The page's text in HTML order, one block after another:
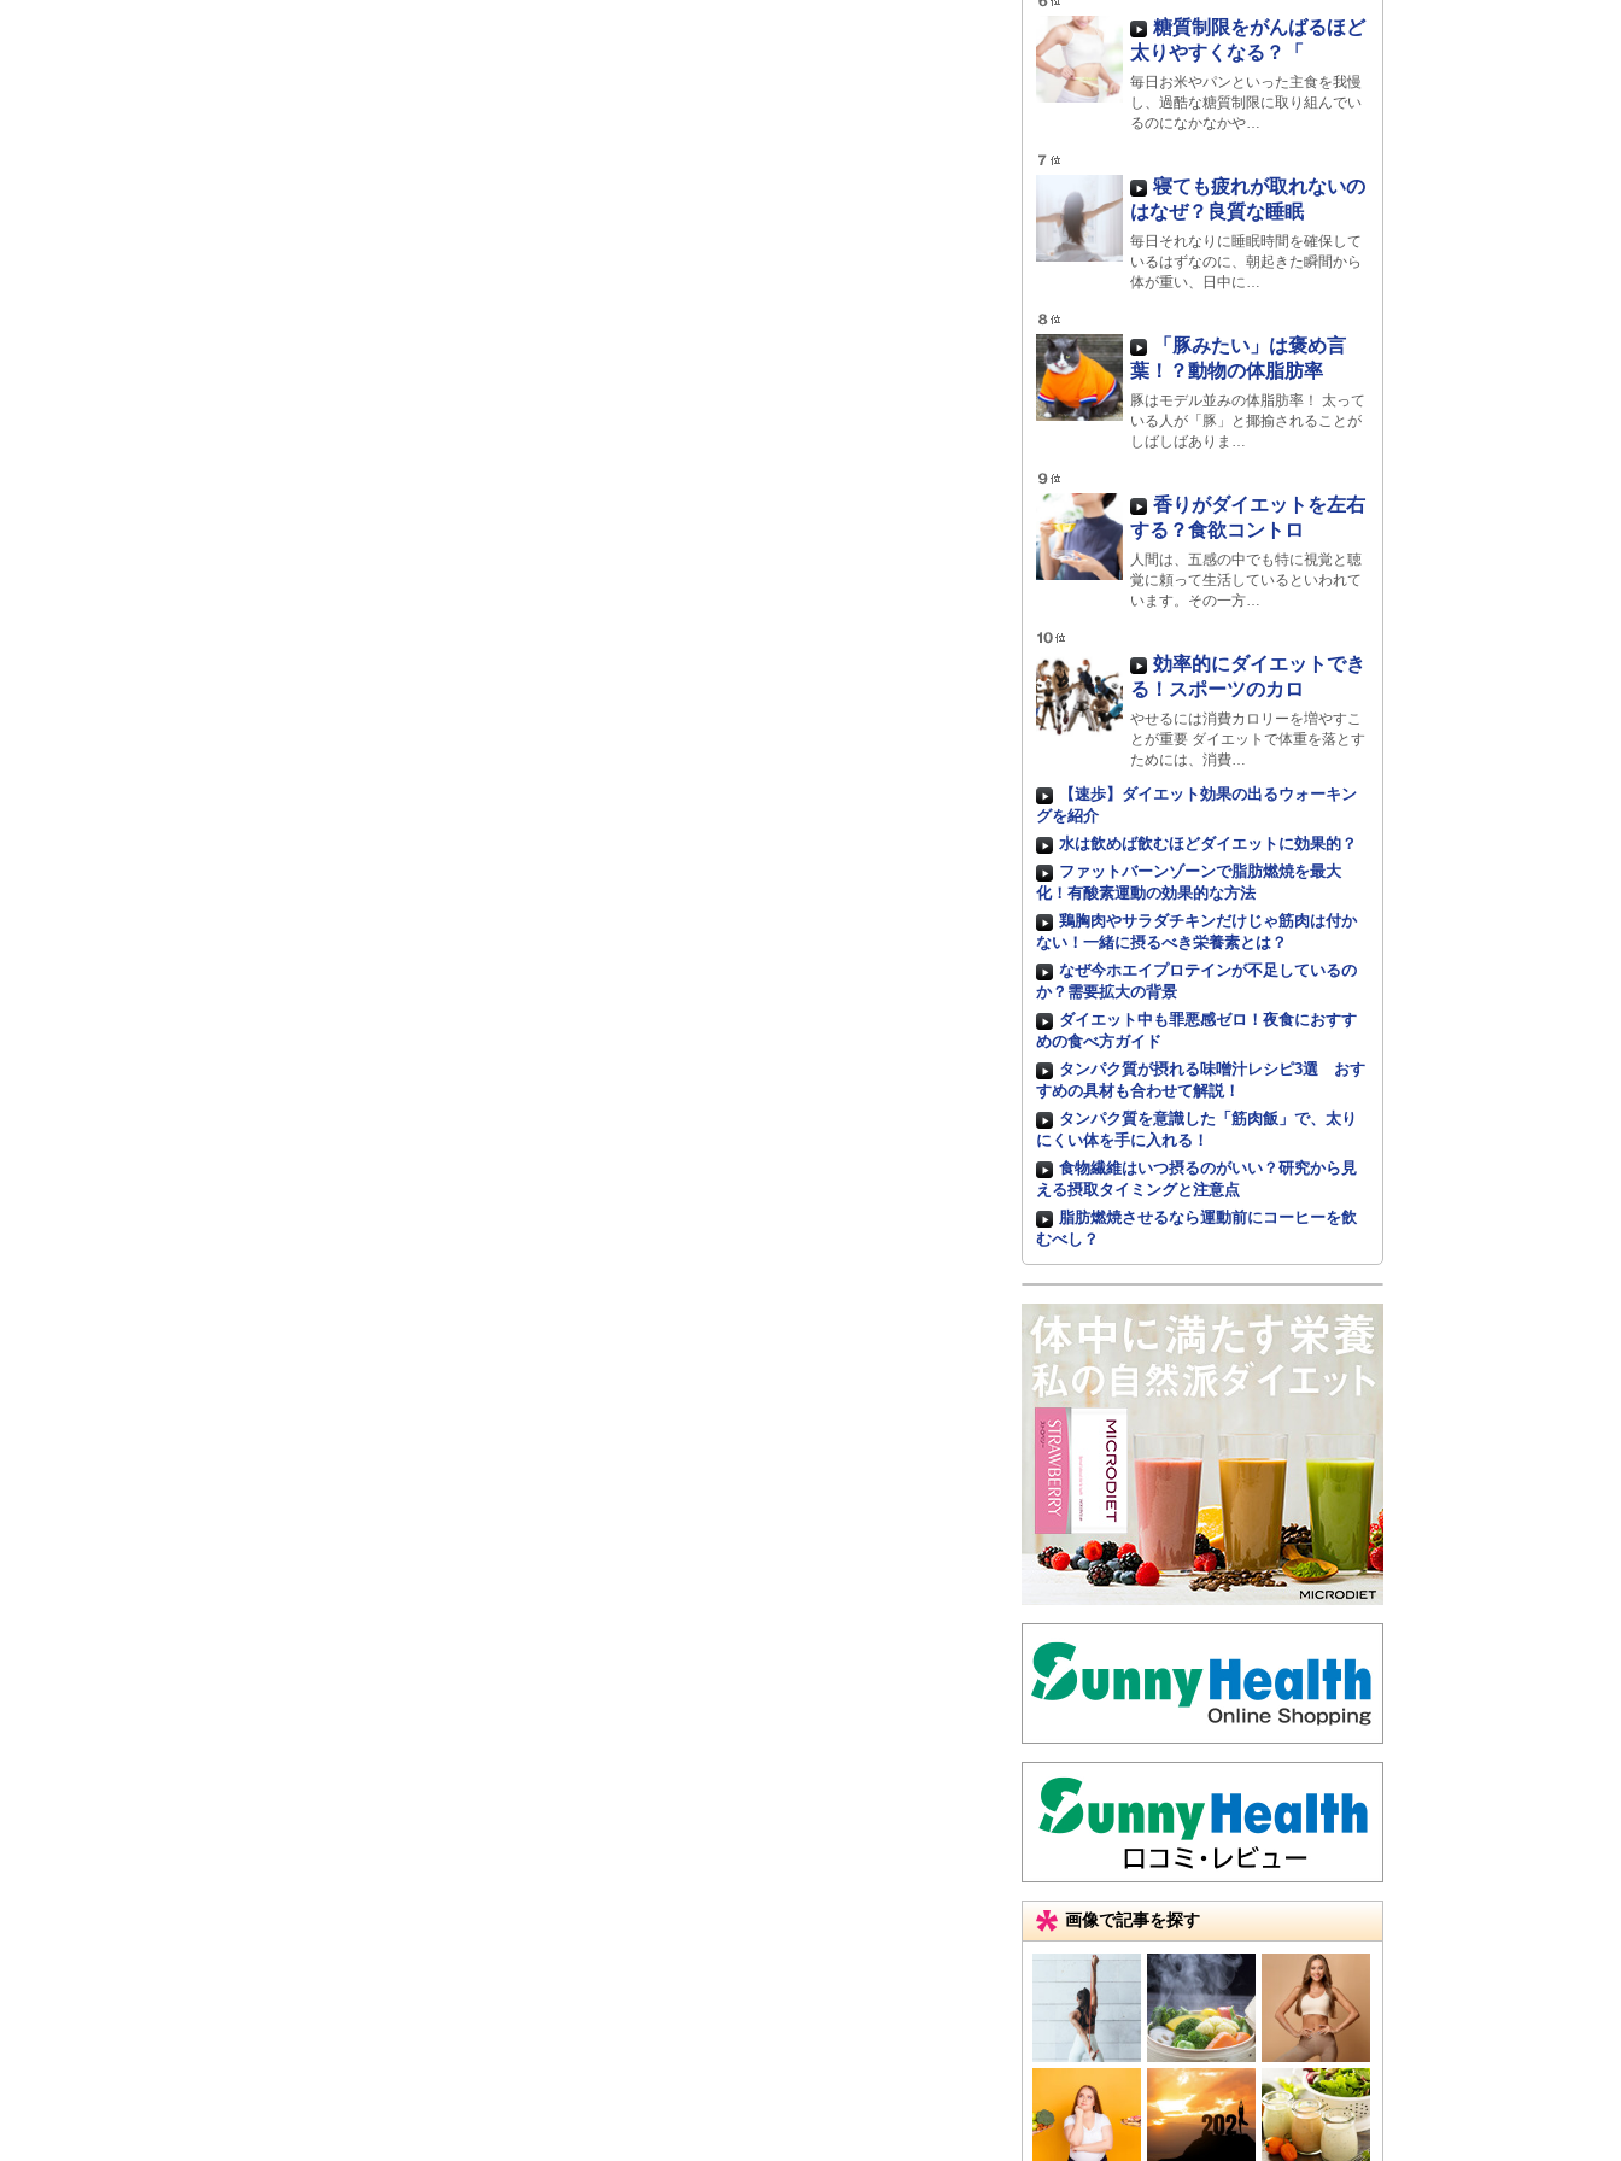
糖質制限をがんばるほど
太りやすくなる？「
毎日お米やパンといった主食を我慢
し、過酷な糖質制限に取り組んでい
るのになかなかや…
寝ても疲れが取れないの
はなぜ？良質な睡眠
毎日それなりに睡眠時間を確保して
いるはずなのに、朝起きた瞬間から
体が重い、日中に…
「豚みたい」は褒め言
葉！？動物の体脂肪率
豚はモデル並みの体脂肪率！ 太って
いる人が「豚」と揶揄されることが
しばしばありま…
香りがダイエットを左右
する？食欲コントロ
人間は、五感の中でも特に視覚と聴
覚に頼って生活しているといわれて
います。その一方…
効率的にダイエットでき
る！スポーツのカロ
やせるには消費カロリーを増やすこ
とが重要 ダイエットで体重を落とす
ためには、消費…
【速歩】ダイエット効果の出るウォーキン
グを紹介
水は飲めば飲むほどダイエットに効果的？
ファットバーンゾーンで脂肪燃焼を最大
化！有酸素運動の効果的な方法
鶏胸肉やサラダチキンだけじゃ筋肉は付か
ない！一緒に摂るべき栄養素とは？
なぜ今ホエイプロテインが不足しているの
か？需要拡大の背景
ダイエット中も罪悪感ゼロ！夜食におすす
めの食べ方ガイド
タンパク質が摂れる味噌汁レシピ3選 おす
すめの具材も合わせて解説！
タンパク質を意識した「筋肉飯」で、太り
にくい体を手に入れる！
食物繊維はいつ摂るのがいい？研究から見
える摂取タイミングと注意点
脂肪燃焼させるなら運動前にコーヒーを飲
むべし？
画像で記事を探す